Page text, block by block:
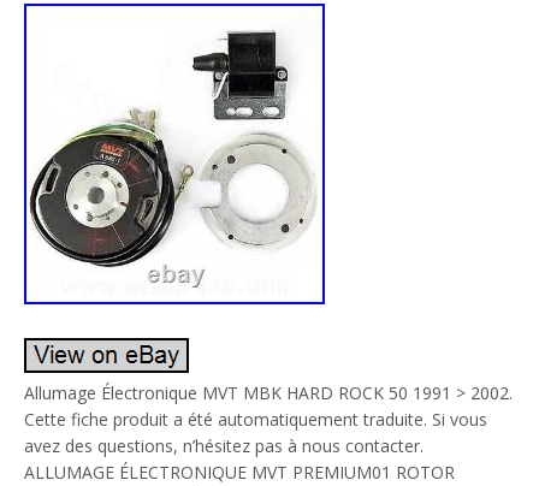
Allumage Électronique MVT MBK HARD ROCK 50 1991 > 2002.
Cette fiche produit a été automatiquement traduite. Si vous
avez des questions, n’hésitez pas à nous contacter.
ALLUMAGE ÉLECTRONIQUE MVT PREMIUM01 ROTOR